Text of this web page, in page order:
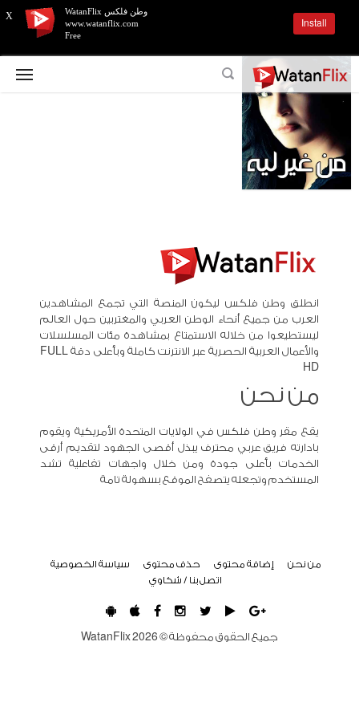
X
وطن فلكس WatanFlix
www.watanflix.com
Free
Install
انطلق وطن فلكس ليكون المنصة التي تجمع المشاهدين
العرب من جميع أنحاء الوطن العربي والمغتربين حول العالم
ليستطيعوا من خلاله الاستمتاع بمشاهدة مئات المسلسلات
والأعمال العربية الحصرية عبر الانترنت كاملة وبأعلى دقة FULL
HD
من نحن
يقع مقر وطن فلكس في الولايات المتحدة الأمريكية ويقوم
بادارته فريق عربي محترف يبذل أقصى الجهود لتقديم أرقى
الخدمات بأعلى جودة ومن خلال واجهات تفاعلية تشد
المستخدم وتجعله يتصفح الموقع بسهولة تامة
من نحن إضافة محتوى حذف محتوى
سياسة الخصوصية
اتصل بنا / شكاوي
جميع الحقوق محفوظة © WatanFlix2026